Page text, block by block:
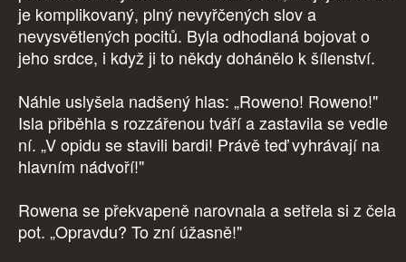
je komplikovaný, plný nevyřčených slov a
nevysvětlených pocitů. Byla odhodlaná bojovat o
jeho srdce, i když ji to někdy dohánělo k šílenství.
Náhle uslyšela nadšený hlas: „Roweno! Roweno!"
Isla přiběhla s rozzářenou tváří a zastavila se vedle
ní. „V opidu se stavili bardi! Právě teď vyhrávají na
hlavním nádvoří!"
Rowena se překvapeně narovnala a setřela si z čela
pot. „Opravdu? To zní úžasně!"